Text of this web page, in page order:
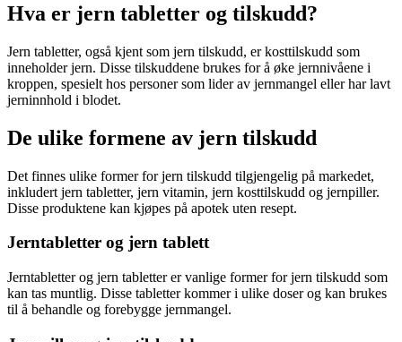
Hva er jern tabletter og tilskudd?
Jern tabletter, også kjent som jern tilskudd, er kosttilskudd som
inneholder jern. Disse tilskuddene brukes for å øke jernnivåene i
kroppen, spesielt hos personer som lider av jernmangel eller har lavt
jerninnhold i blodet.
De ulike formene av jern tilskudd
Det finnes ulike former for jern tilskudd tilgjengelig på markedet,
inkludert jern tabletter, jern vitamin, jern kosttilskudd og jernpiller.
Disse produktene kan kjøpes på apotek uten resept.
Jerntabletter og jern tablett
Jerntabletter og jern tabletter er vanlige former for jern tilskudd som
kan tas muntlig. Disse tabletter kommer i ulike doser og kan brukes
til å behandle og forebygge jernmangel.